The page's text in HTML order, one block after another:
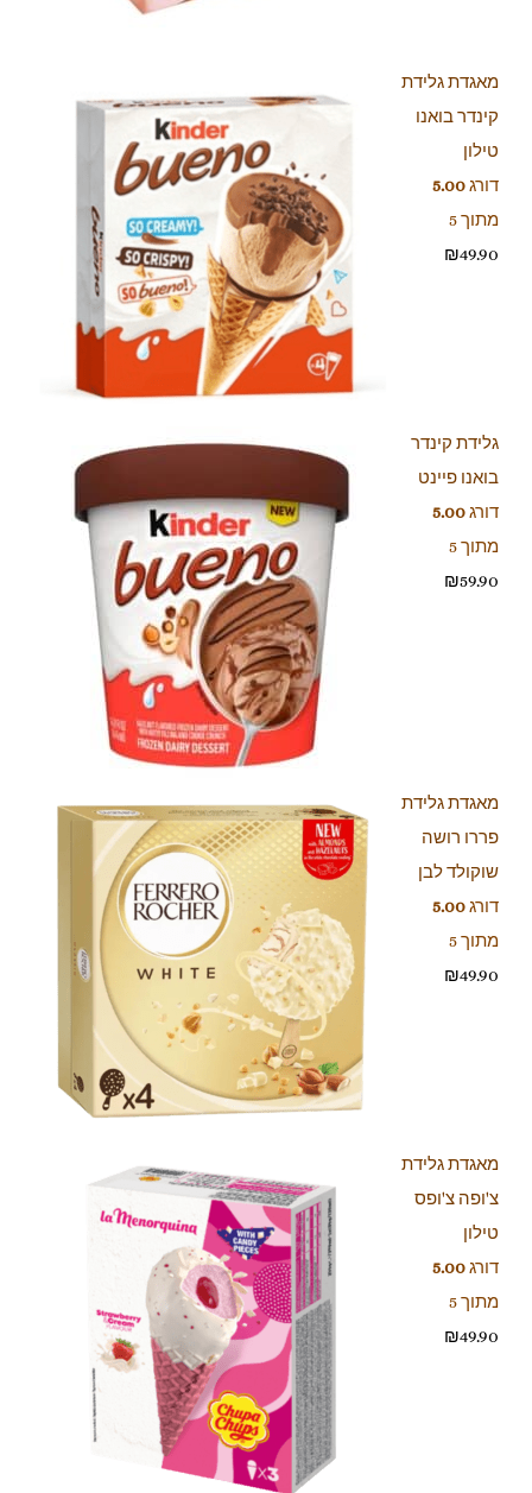
מאגדת גלידת
קינדר בואנו
טילון
דורג5.00
מתוך 5
₪49.90
גלידת קינדר
בואנו פיינט
דורג5.00
מתוך 5
₪59.90
מאגדת גלידת
פררו רושה
שוקולד לבן
דורג5.00
מתוך 5
₪49.90
מאגדת גלידת
צ'ופה צ'ופס
טילון
דורג5.00
מתוך 5
₪49.90